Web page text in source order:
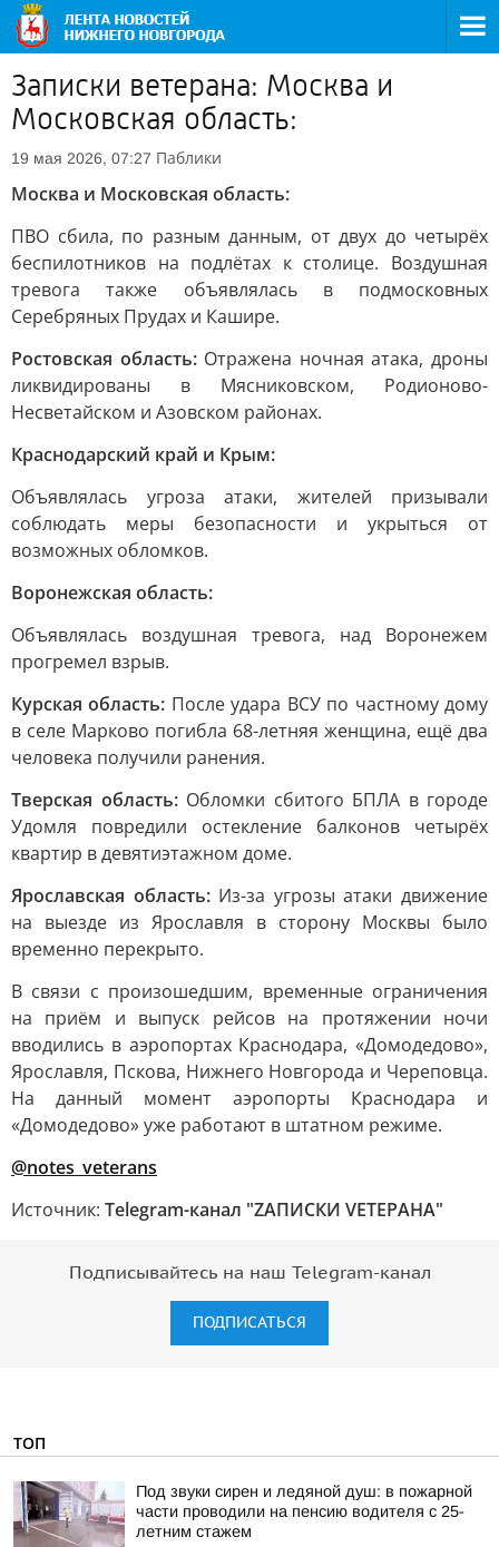
Записки ветерана: Москва и
Московская область:
19 мая 2026, 07:27 Паблики
Москва и Московская область:
ПВО сбила, по разным данным, от двух до четырёх
беспилотников на подлётах к столице. Воздушная
тревога также объявлялась в подмосковных
Серебряных Прудах и Кашире.
Ростовская область:Отражена ночная атака, дроны
ликвидированы в Мясниковском, Родионово-
Несветайском и Азовском районах.
Краснодарский край и Крым:
Объявлялась угроза атаки, жителей призывали
соблюдать меры безопасности и укрыться от
возможных обломков.
Воронежская область:
Объявлялась воздушная тревога, над Воронежем
прогремел взрыв.
Курская область: После удара ВСУ по частному дому
в селе Марково погибла 68-летняя женщина, ещё два
человека получили ранения.
Тверская область:Обломки сбитого БПЛА в городе
Удомля повредили остекление балконов четырёх
квартир в девятиэтажном доме.
Ярославская область:Из-за угрозы атаки движение
на выезде из Ярославля в сторону Москвы было
временно перекрыто.
В связи с произошедшим, временные ограничения
на приём и выпуск рейсов на протяжении ночи
вводились в аэропортах Краснодара, «Домодедово»,
Ярославля, Пскова, Нижнего Новгорода и Череповца.
На данный момент аэропорты Краснодара и
«Домодедово» уже работают в штатном режиме.
@notes_veterans
Источник: Telegram-канал "ZАПИСКИ VЕТЕРАНА"
Подписывайтесь на наш Telegram-канал
ПОДПИСАТЬСЯ
ТОП
Под звуки сирен и ледяной душ: в пожарной
части проводили на пенсию водителя с 25-
летним стажем